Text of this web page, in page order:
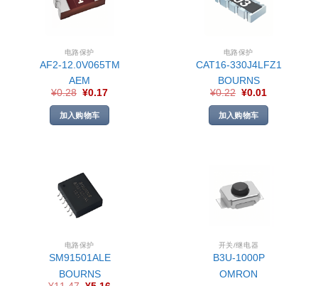
电路保护
AF2-12.0V065TM
AEM
¥0.28 ¥0.17
加入购物车
电路保护
CAT16-330J4LFZ1
BOURNS
¥0.22 ¥0.01
加入购物车
电路保护
SM91501ALE
BOURNS
开关/继电器
B3U-1000P
OMRON